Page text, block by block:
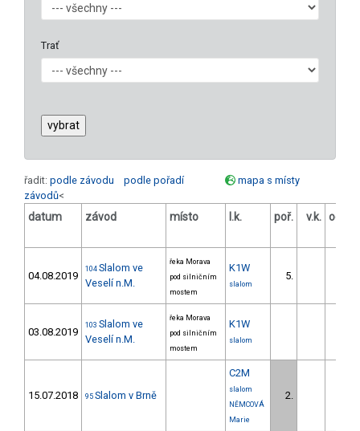
Trať
řadit: podle závodu podle pořadí
mapa s místy
závodů<
datum závod místo l.k. poř. v.k.
04.08.2019
104 Slalom ve
Veselí n.M.
řeka Morava
pod silničním
mostem
K1W
slalom
5.
03.08.2019
103 Slalom ve
Veselí n.M.
řeka Morava
pod silničním
mostem
K1W
slalom
15.07.2018 95 Slalom v Brně
C2M
slalom
NĚMCOVÁ
Marie
2.